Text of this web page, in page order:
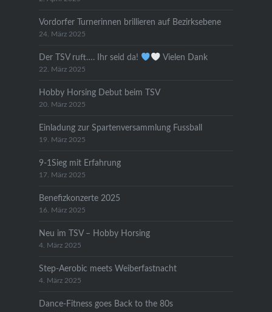
Vordorfer Turnerinnen brillieren auf Bezirksebene
24. März 2025
Der TSV ruft…. Ihr seid da! Vielen Dank
22. März 2025
Hobby Horsing Debut beim TSV
20. März 2025
Einladung zur Spartenversammlung Fussball
19. März 2025
9-1Sieg mit Erfahrung
17. März 2025
Benefizkonzerte 2025
16. März 2025
Neu im TSV – Hobby Horsing
4. März 2025
Step-Aerobic meets Weiberfastnacht
4. März 2025
Dance-Fitness goes Back to the 80s